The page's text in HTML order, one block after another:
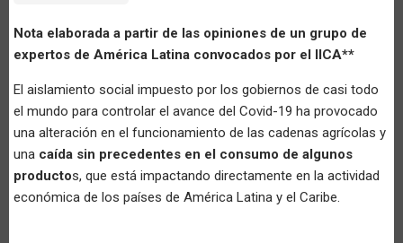
Nota elaborada a partir de las opiniones de un grupo de
expertos de América Latina convocados por el IICA**
El aislamiento social impuesto por los gobiernos de casi todo
el mundo para controlar el avance del Covid-19 ha provocado
una alteración en el funcionamiento de las cadenas agrícolas y
una caída sin precedentes en el consumo de algunos
productos, que está impactando directamente en la actividad
económica de los países de América Latina y el Caribe.